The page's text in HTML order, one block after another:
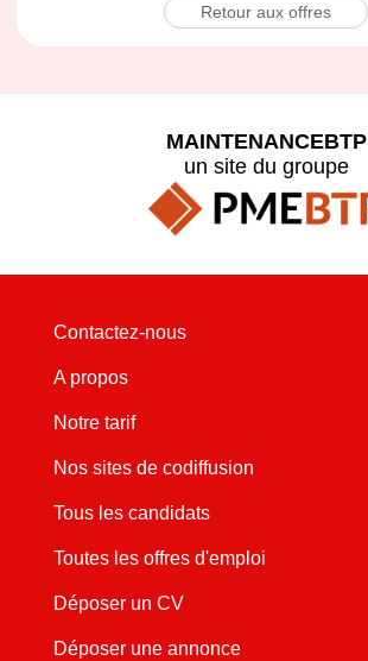
Retour aux offres
MAINTENANCEBTP
un site du groupe
Contactez-nous
A propos
Notre tarif
Nos sites de codiffusion
Tous les candidats
Toutes les offres d'emploi
Déposer un CV
Déposer une annonce